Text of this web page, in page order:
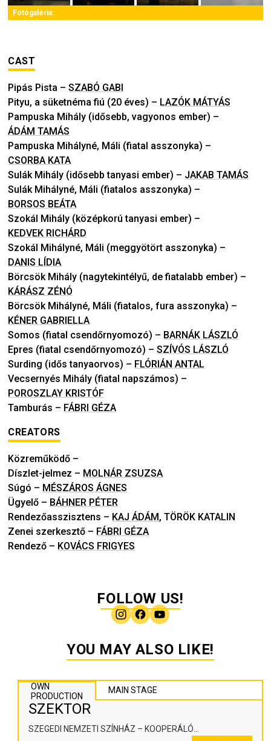
Fotógaléria:
CAST
Pipás Pista –SZABÓ GABI
Pityu, a süketnéma fiú (20 éves) – LAZÓK MÁTYÁS
Pampuska Mihály (idősebb, vagyonos ember) –
ÁDÁM TAMÁS
Pampuska Mihályné, Máli (fiatal asszonyka) –
CSORBA KATA
Sulák Mihály (idősebb tanyasi ember) – JAKAB TAMÁS
Sulák Mihályné, Máli (fiatalos asszonyka) –
BORSOS BEÁTA
Szokál Mihály (középkorú tanyasi ember) –
KEDVEK RICHÁRD
Szokál Mihályné, Máli (meggyötört asszonyka) –
DANIS LÍDIA
Börcsök Mihály (nagytekintélyű, de fiatalabb ember) –
KÁRÁSZ ZÉNÓ
Börcsök Mihályné, Máli (fiatalos, fura asszonyka) –
KÉNER GABRIELLA
Somos (fiatal csendőrnyomozó) – BARNÁK LÁSZLÓ
Epres (fiatal csendőrnyomozó) –SZÍVÓS LÁSZLÓ
Surding (idős tanyaorvos) – FLÓRIÁN ANTAL
Vecsernyés Mihály (fiatal napszámos) –
POROSZLAY KRISTÓF
Tamburás – FÁBRI GÉZA
CREATORS
Közreműködő –
Díszlet-jelmez – MOLNÁR ZSUZSA
Súgó – MÉSZÁROS ÁGNES
Ügyelő – BÁHNER PÉTER
Rendezőasszisztens – KAJ ÁDÁM ,TÖRÖK KATALIN
Zenei szerkesztő – FÁBRI GÉZA
Rendező – KOVÁCS FRIGYES
FOLLOW US!
YOU MAY ALSO LIKE!
OWN
PRODUCTION
MAIN STAGE
SZEKTOR
SZEGEDI NEMZETI SZÍNHÁZ – KOOPERÁLÓ